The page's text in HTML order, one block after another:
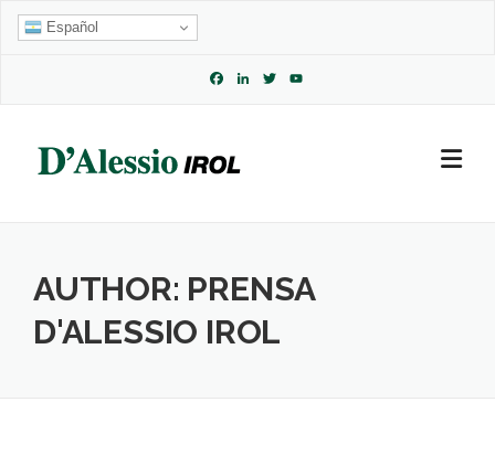
Skip
Español
Facebook
LinkedIn
Twitter
AUTHOR: PRENSA
D'ALESSIO IROL